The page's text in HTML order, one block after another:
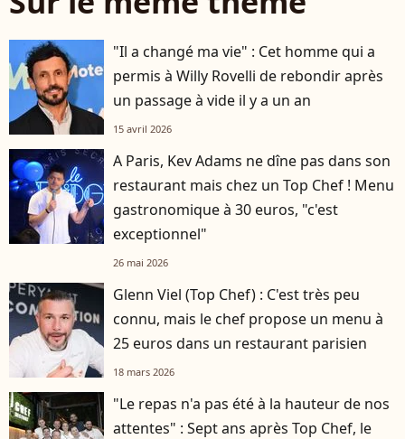
"Il a changé ma vie" : Cet homme qui a
permis à Willy Rovelli de rebondir après
un passage à vide il y a un an
15 avril 2026
A Paris, Kev Adams ne dîne pas dans son
restaurant mais chez un Top Chef ! Menu
gastronomique à 30 euros, "c'est
exceptionnel"
26 mai 2026
Glenn Viel (Top Chef) : C'est très peu
connu, mais le chef propose un menu à
25 euros dans un restaurant parisien
18 mars 2026
"Le repas n'a pas été à la hauteur de nos
attentes" : Sept ans après Top Chef, le